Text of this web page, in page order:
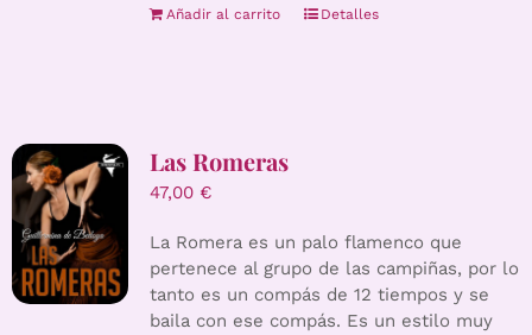
Añadir al carrito Detalles
Las Romeras
47,00 €
La Romera es un palo flamenco que
pertenece al grupo de las campiñas, por lo
tanto es un compás de 12 tiempos y se
baila con ese compás. Es un estilo muy